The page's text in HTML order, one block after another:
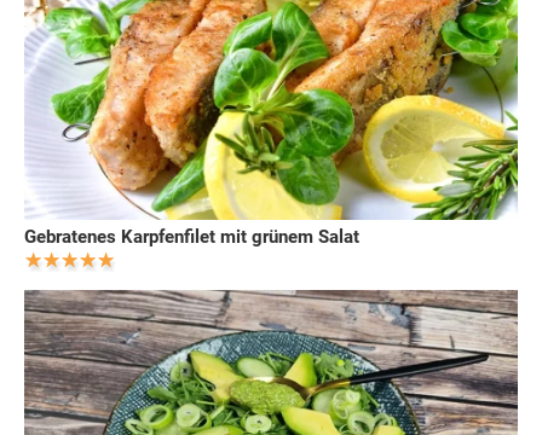
Gebratenes Karpfenfilet mit grünem Salat